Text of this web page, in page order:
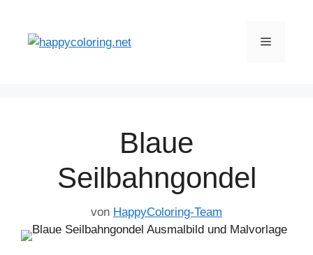
springen
Menü
Blaue
Seilbahngondel
von HappyColoring-Team